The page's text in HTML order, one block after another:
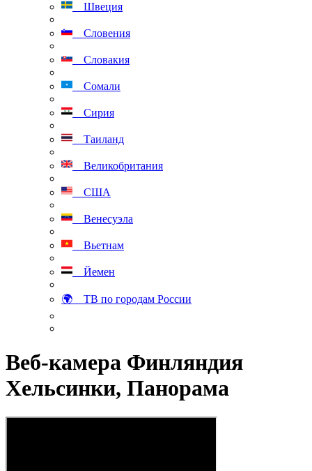
Швеция
Словения
Словакия
Сомали
Сирия
Таиланд
Великобритания
США
Венесуэла
Вьетнам
Йемен
🌍 ТВ по городам России
Веб-камера Финляндия
Хельсинки, Панорама